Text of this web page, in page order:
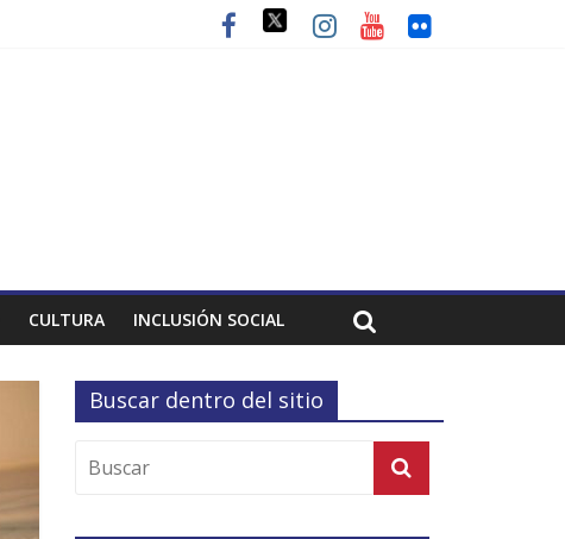
CULTURA INCLUSIÓN SOCIAL
Buscar dentro del sitio